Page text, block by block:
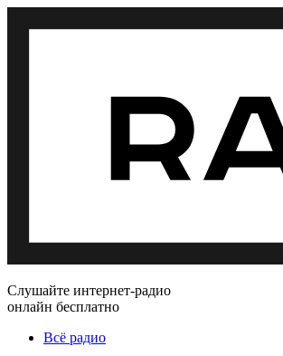
Слушайте интернет-радио
онлайн бесплатно
Всё радио